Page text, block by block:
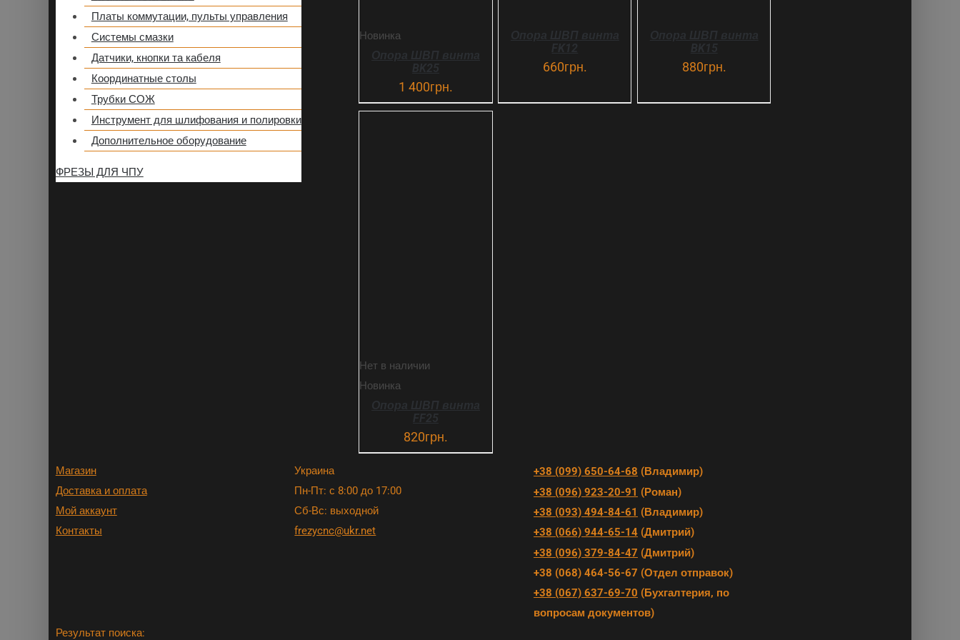
Новинка
Опора ШВП винта
BK25
1 400грн.
Опора ШВП винта
FK12
660грн.
Опора ШВП винта
BK15
880грн.
Нет в наличии
Новинка
Опора ШВП винта
FF25
820грн.
Платы коммутации, пульты управления
Системы смазки
Датчики, кнопки та кабеля
Координатные столы
Трубки СОЖ
Инструмент для шлифования и полировки
Дополнительное оборудование
ФРЕЗЫ ДЛЯ ЧПУ
Магазин
Доставка и оплата
Мой аккаунт
Контакты
Украина
Пн-Пт: с 8:00 до 17:00
Сб-Вс: выходной
frezycnc@ukr.net
+38 (099) 650-64-68 (Владимир)
+38 (096) 923-20-91 (Роман)
+38 (093) 494-84-61 (Владимир)
+38 (066) 944-65-14(Дмитрий)
+38 (096) 379-84-47 (Дмитрий)
+38 (068) 464-56-67 (Отдел отправок)
+38 (067) 637-69-70 (Бухгалтерия, по
вопросам документов)
Результат поиска: